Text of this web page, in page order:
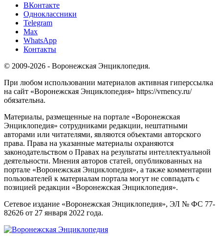
ВКонтакте
Одноклассники
Telegram
Max
WhatsApp
Контакты
© 2009-2026 - Воронежская Энциклопедия.
При любом использовании материалов активная гиперссылка
на сайт «Воронежская Энциклопедия» https://vrnency.ru/
обязательна.
Материалы, размещенные на портале «Воронежская
Энциклопедия» сотрудниками редакции, нештатными
авторами или читателями, являются объектами авторского
права. Права на указанные материалы охраняются
законодательством о Правах на результаты интеллектуальной
деятельности. Мнения авторов статей, опубликованных на
портале «Воронежская Энциклопедия», а также комментарии
пользователей к материалам портала могут не совпадать с
позицией редакции «Воронежская Энциклопедия».
Сетевое издание «Воронежская Энциклопедия», ЭЛ № ФС 77-
82626 от 27 января 2022 года.